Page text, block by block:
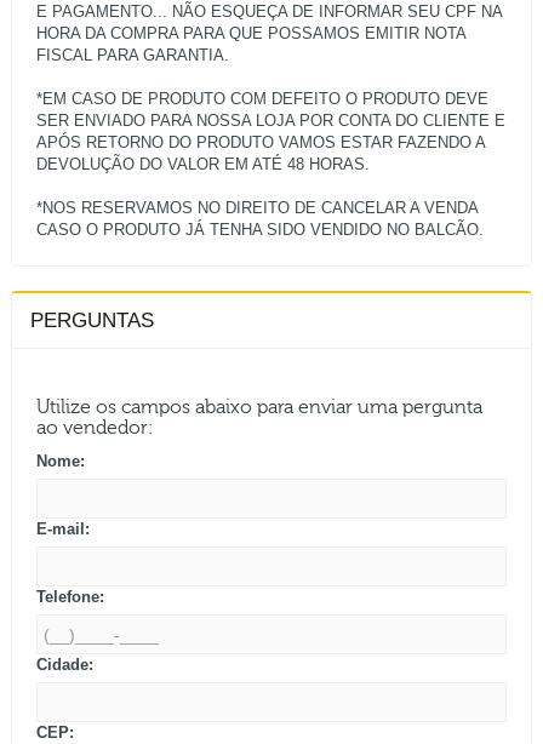
E PAGAMENTO... NÃO ESQUEÇA DE INFORMAR SEU CPF NA
HORA DA COMPRA PARA QUE POSSAMOS EMITIR NOTA
FISCAL PARA GARANTIA.
*EM CASO DE PRODUTO COM DEFEITO O PRODUTO DEVE
SER ENVIADO PARA NOSSA LOJA POR CONTA DO CLIENTE E
APÓS RETORNO DO PRODUTO VAMOS ESTAR FAZENDO A
DEVOLUÇÃO DO VALOR EM ATÉ 48 HORAS.
*NOS RESERVAMOS NO DIREITO DE CANCELAR A VENDA
PERGUNTAS
Utilize os campos abaixo para enviar uma pergunta
ao vendedor:
Nome:
E-mail:
Telefone:
Cidade:
CEP: